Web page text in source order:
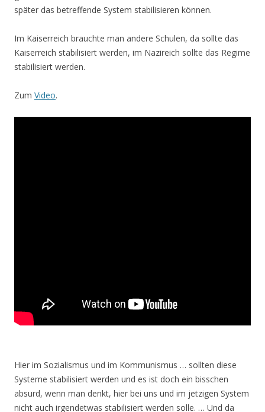
später das betreffende System stabilisieren können.
Im Kaiserreich brauchte man andere Schulen, da sollte das
Kaiserreich stabilisiert werden, im Nazireich sollte das Regime
stabilisiert werden.
Zum Video.
Hier im Sozialismus und im Kommunismus … sollten diese
Systeme stabilisiert werden und es ist doch ein bisschen
absurd, wenn man denkt, hier bei uns und im jetzigen System
nicht auch irgendetwas stabilisiert werden solle. … Und da